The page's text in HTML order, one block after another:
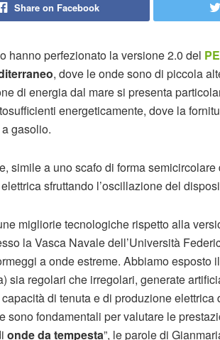
Share on Facebook
hanno perfezionato la versione 2.0 del
, dove le onde sono di piccola
di energia dal mare si presenta
energeticamente, dove la
gasolio.
simile a uno scafo di forma
sfruttando l’oscillazione del
migliorie tecnologiche rispetto alla
la Vasca Navale dell’Università
a onde estreme. Abbiamo esposto
sia regolari che irregolari, generate
di tenuta e di produzione
sono fondamentali per valutare le
onde da tempesta”, le parole di